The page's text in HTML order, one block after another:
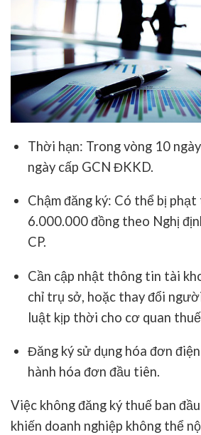
Thời hạn: Trong vòng 10
ngày cấp GCN ĐKKD.
Chậm đăng ký: Có thể bị
6.000.000 đồng theo Nghị
CP.
Cần cập nhật thông tin tài
chỉ trụ sở, hoặc thay đổi
luật kịp thời cho cơ quan
Đăng ký sử dụng hóa đơn
hành hóa đơn đầu tiên.
Việc không đăng ký thuế ban
khiến doanh nghiệp không thể